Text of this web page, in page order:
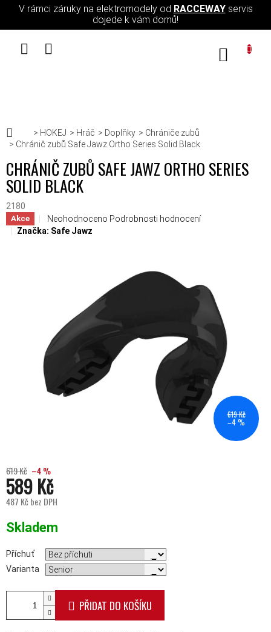
Přejít na obsah
V rámci záruky na elektromodely od RACCEWAYservis
dojede k vám domů!
Domů
HOKEJ Hráč Doplňky
Chrániče zubů
Chránič zubů Safe Jawz Ortho Series Solid Black
CHRÁNIČ ZUBŮ SAFE JAWZ ORTHO SERIES
SOLID BLACK
2180
Akce Průměrné hodnocení produktu je 0,0 z 5 hvězdiček.
Neohodnoceno Podrobnosti hodnocení
Značka: Safe Jawz
619 Kč
–4 %
619 Kč –4 %
589 Kč
487 Kč bez DPH
Skladem
Příchuť
Varianta
PŘIDAT DO KOŠÍKU